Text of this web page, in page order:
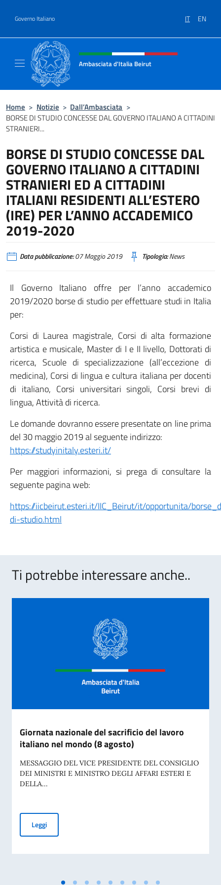
Governo Italiano IT EN
Intestazione sito, social e menù
Ambasciata d'Italia Beirut
Home > Notizie > Dall’Ambasciata >
BORSE DI STUDIO CONCESSE DAL GOVERNO ITALIANO A CITTADINI
STRANIERI...
BORSE DI STUDIO CONCESSE DAL
GOVERNO ITALIANO A CITTADINI
STRANIERI ED A CITTADINI
ITALIANI RESIDENTI ALL’ESTERO
(IRE) PER L’ANNO ACCADEMICO
2019-2020
Data pubblicazione:07 Maggio 2019 Tipologia:News
Il Governo Italiano offre per l’anno accademico
2019/2020 borse di studio per effettuare studi in Italia
per:
Corsi di Laurea magistrale, Corsi di alta formazione
artistica e musicale, Master di I e II livello, Dottorati di
ricerca, Scuole di specializzazione (all’eccezione di
medicina), Corsi di lingua e cultura italiana per docenti
di italiano, Corsi universitari singoli, Corsi brevi di
lingua, Attività di ricerca.
Le domande dovranno essere presentate on line prima
del 30 maggio 2019 al seguente indirizzo:
https://studyinitaly.esteri.it/
Per maggiori informazioni, si prega di consultare la
seguente pagina web:
https://iicbeirut.esteri.it/IIC_Beirut/it/opportunita/
di-studio.html
Ti potrebbe interessare anche..
Giornata nazionale del sacrificio del lavoro
italiano nel mondo (8 agosto)
MESSAGGIO DEL VICE PRESIDENTE DEL CONSIGLIO
DEI MINISTRI E MINISTRO DEGLI AFFARI ESTERI E
DELLA...
LeggiGiornata nazionale del sacrificio del lavoro italiano nel